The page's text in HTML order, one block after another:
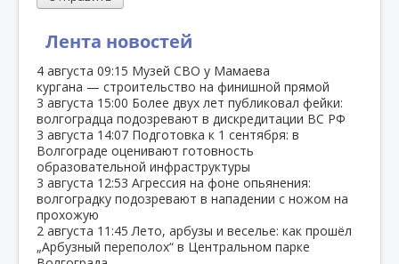
Лента новостей
4 августа 09:15 Музей СВО у Мамаева
кургана — строительство на финишной прямой
3 августа 15:00 Более двух лет публиковал фейки:
волгоградца подозревают в дискредитации ВС РФ
3 августа 14:07 Подготовка к 1 сентября: в
Волгограде оценивают готовность
образовательной инфраструктуры
3 августа 12:53 Агрессия на фоне опьянения:
волгоградку подозревают в нападении с ножом на
прохожую
2 августа 11:45 Лето, арбузы и веселье: как прошёл
„Арбузный переполох“ в Центральном парке